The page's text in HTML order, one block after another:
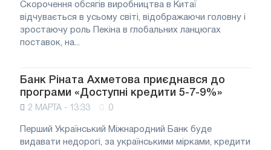
Скорочення обсягів виробництва в Китаї
відчувається в усьому світі, відображаючи головну і
зростаючу роль Пекіна в глобальних ланцюгах
поставок, на...
Банк Ріната Ахметова приєднався до
програми «Доступні кредити 5-7-9%»
2 МАРТА - 13:33 0
Перший Український Міжнародний Банк буде
видавати недорогі, за українськими мірками, кредити